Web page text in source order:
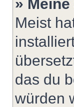
»
Meist
das du
würden